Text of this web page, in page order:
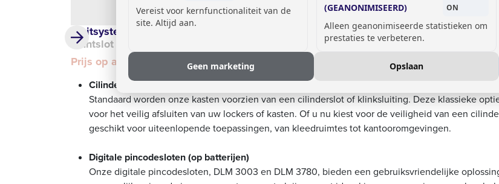
Sluitsystemen voor lockers:
Muntslot
Prijs op aanvraag
Sluitsysteem voor lockers:
Hangslot met cijferslot DLM A222
Prijs op aanvraag
Cilinderslot of klinksluiting
Standaard worden onze kasten voorzien van een cilinderslot of klinksluiting. Deze klassieke
voor het veilig afsluiten van uw lockers of kasten. Of u nu kiest voor de veiligheid van een
geschikt voor uiteenlopende toepassingen, van kleedruimtes tot kantooromgevingen.
Digitale pincodesloten (op batterijen)
Onze digitale pincodesloten, DLM 3003 en DLM 3780, bieden een gebruiksvriendelijke
Vereist voor kernfunctionaliteit van de
site. Altijd aan.
(GEANONIMISEERD)
ON
Alleen geanonimiseerde statistieken om
prestaties te verbeteren.
Geen marketing Opslaan